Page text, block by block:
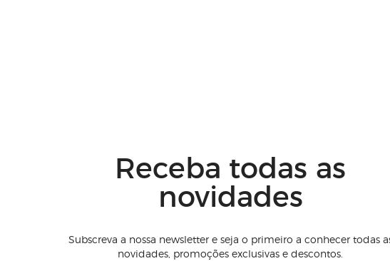
Receba todas as
novidades
Subscreva a nossa newsletter e seja o primeiro a conhecer todas
novidades, promoções exclusivas e descontos.